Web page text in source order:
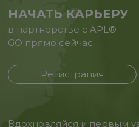
НАЧАТЬ КАРЬЕРУ
в партнерстве с APL®
GO прямо сейчас
Регистрация
Вдохновляйся и первым